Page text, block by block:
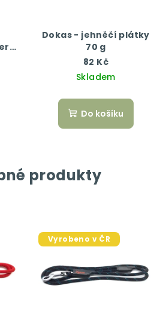
Dokas - jehněčí plátky
70 g
82 Kč
Skladem
Do košíku
produkty
Vyrobeno v ČR